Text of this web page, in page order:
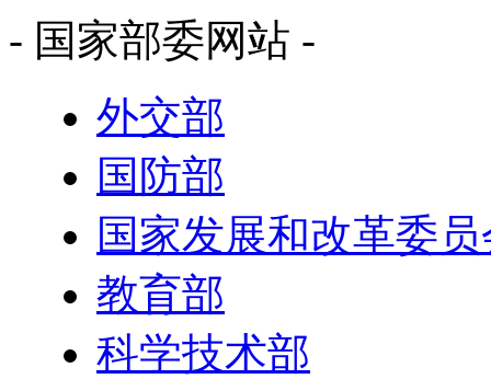
- 国家部委网站 -
外交部
国防部
国家发展和改革委
教育部
科学技术部